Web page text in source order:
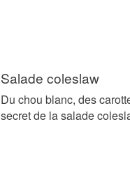
Salade coleslaw
Du chou blanc, des
secret de la salade